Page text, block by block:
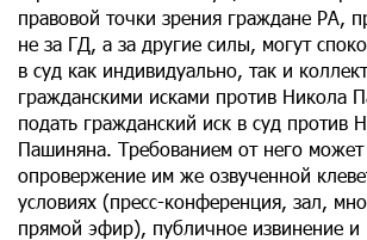
правовой точки зрения граждане РА,
не за ГД, а за другие силы, могут
в суд как индивидуально, так и
гражданскими исками против Никола
подать гражданский иск в суд против
Пашиняна. Требованием от него
опровержение им же озвученной
условиях (пресс-конференция, зал,
прямой эфир), публичное извинение и